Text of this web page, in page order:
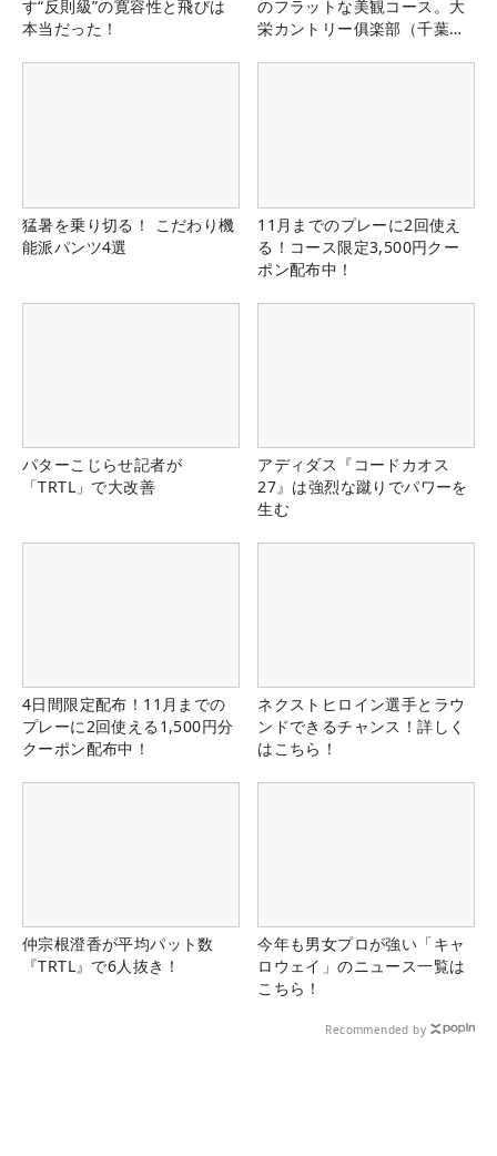
す“反則級”の寛容性と飛びは
本当だった！
のフラットな美観コース。大
栄カントリー俱楽部（千葉
猛暑を乗り切る！ こだわり機
能派パンツ4選
11月までのプレーに2回使え
る！コース限定3,500円クー
ポン配布中！
パターこじらせ記者が
「TRTL」で大改善
アディダス『コードカオス
27』は強烈な蹴りでパワーを
生む
4日間限定配布！11月までの
プレーに2回使える1,500円分
クーポン配布中！
ネクストヒロイン選手とラウ
ンドできるチャンス！詳しく
はこちら！
仲宗根澄香が平均パット数
『TRTL』で6人抜き！
今年も男女プロが強い「キャ
ロウェイ」のニュース一覧は
こちら！
Recommended by